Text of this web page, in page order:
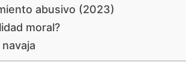
abusivo (2023)
moral?